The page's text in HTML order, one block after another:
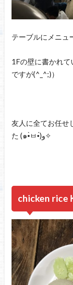
テーブルにメニュ
1Fの壁に書かれ
ですが(^_^;)）
友人に全てお任せ
た (๑•̀ㅂ•́)و✧
chicken rice